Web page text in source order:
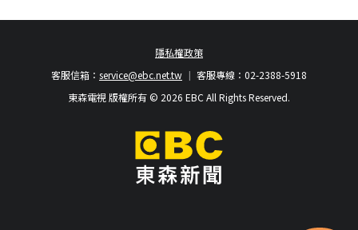
隱私權政策
客服專線：02-2388-5918
客服信箱： service@ebc.net.tw
東森電視 版權所有 © 2026 EBC All Rights Reserved.